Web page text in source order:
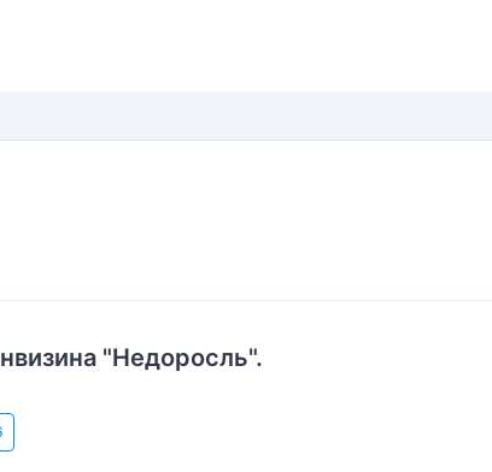
"Недоросль".